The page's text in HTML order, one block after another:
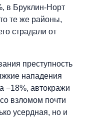
в Бруклин-Норт
те же районы,
страдали от
преступность
нападения
−18%, автокражи
взломом почти
усердная, но и